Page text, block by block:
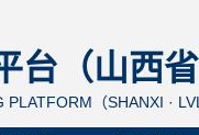
台（山西
（SHANXI ·